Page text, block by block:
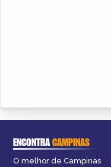
ENCONTRACAMPINAS
O melhor de Campinas